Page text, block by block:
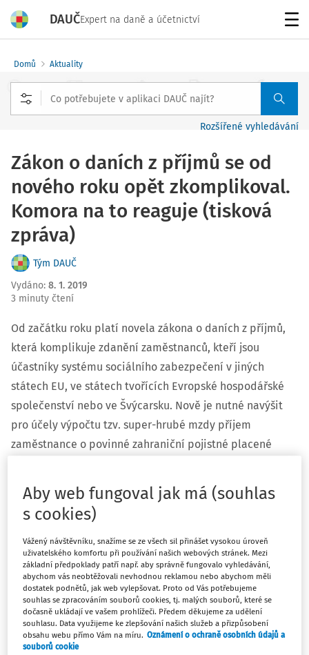
DAUČExpert na daně a účetnictví
Domů Aktuality
Rozšířené vyhledávání
Zákon o daních z příjmů se od
nového roku opět zkomplikoval.
Komora na to reaguje (tisková
zpráva)
Tým DAUČ
Vydáno: 8. 1. 2019
3 minuty čtení
Od začátku roku platí novela zákona o daních z příjmů,
která komplikuje zdanění zaměstnanců, kteří jsou
účastníky systému sociálního zabezpečení v jiných
státech EU, ve státech tvořících Evropské hospodářské
společenství nebo ve Švýcarsku. Nově je nutné navýšit
pro účely výpočtu tzv. super-hrubé mzdy příjem
zaměstnance o povinné zahraniční pojistné placené
To znamená, že již neplatí jednotný výpočet super-hrubé
mzdy, tedy hrubý příjem zvýšený o 34%, což je pojistné
placené zaměstnavatelem do českého systému sociálního
zabezpečení. Také tato změna povede k různé výši daně
z příjmů, podle toho, ve kterém státě zaměstnanec
podléhá pojištění.
Rozdílný výpočet super-hrubé mzdy podle účasti na
systému sociálního zabezpečení již před mnoha lety platil,
Aby web fungoval jak má (souhlas
s cookies)
Vážený návštěvníku, snažíme se ze všech sil přinášet vysokou úroveň
uživatelského komfortu při používání našich webových stránek. Mezi
základní předpoklady patří např. aby správně fungovalo vyhledávání,
abychom vás neobtěžovali nevhodnou reklamou nebo abychom měli
dostatek podnětů, jak web vylepšovat. Proto od Vás potřebujeme
souhlas se zpracováním souborů cookies, tj. malých souborů, které se
dočasně ukládají ve vašem prohlížeči. Předem děkujeme za udělení
souhlasu. Data využijeme ke zlepšování našich služeb a přizpůsobení
obsahu webu přímo Vám na míru. Oznámení o ochraně osobních údajů a
souborů cookie